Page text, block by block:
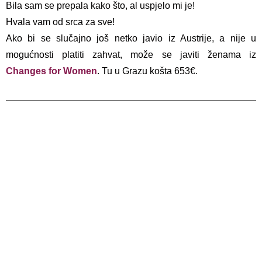
Bila sam se prepala kako što, al uspjelo mi je!
Hvala vam od srca za sve!
Ako bi se slučajno još netko javio iz Austrije, a nije u
mogućnosti platiti zahvat, može se javiti ženama iz
Changes for Women. Tu u Grazu košta 653€.